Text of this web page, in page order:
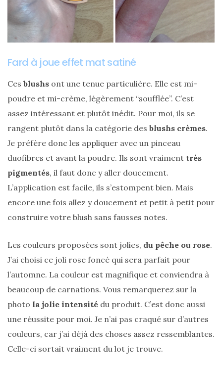
Les
plus
belles
marques
de
sacs
vegan
7
responsables
au
cuir
Fard à joue effet mat satiné
Ces blushs ont une tenue particulière. Elle est mi-
poudre et mi-crème, légèrement “soufflée”. C’est
assez intéressant et plutôt inédit. Pour moi, ils se
rangent plutôt dans la catégorie des blushs crèmes.
Je préfère donc les appliquer avec un pinceau
duofibres et avant la poudre. Ils sont vraiment très
pigmentés, il faut donc y aller doucement.
L’application est facile, ils s’estompent bien. Mais
encore une fois allez y doucement et petit à petit pour
construire votre blush sans fausses notes.
Les couleurs proposées sont jolies, du pêche ou rose.
J’ai choisi ce joli rose foncé qui sera parfait pour
l’automne. La couleur est magnifique et conviendra à
beaucoup de carnations. Vous remarquerez sur la
photo la jolie intensité du produit. C’est donc aussi
une réussite pour moi. Je n’ai pas craqué sur d’autres
couleurs, car j’ai déjà des choses assez ressemblantes.
Celle-ci sortait vraiment du lot je trouve.